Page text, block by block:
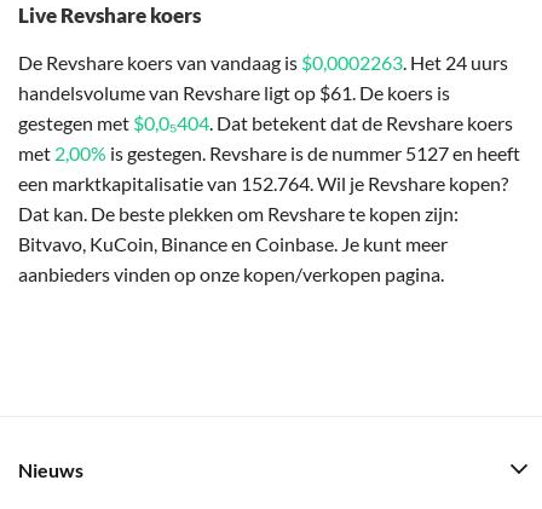
Live Revshare koers
De Revshare koers van vandaag is $0,0002263. Het 24 uurs
handelsvolume van Revshare ligt op $61. De koers is
gestegen met $0,0₅404. Dat betekent dat de Revshare koers
met 2,00% is gestegen. Revshare is de nummer 5127 en heeft
een marktkapitalisatie van 152.764. Wil je Revshare kopen?
Dat kan. De beste plekken om Revshare te kopen zijn:
Bitvavo, KuCoin, Binance en Coinbase. Je kunt meer
aanbieders vinden op onze kopen/verkopen pagina.
Nieuws